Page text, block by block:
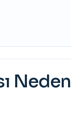
Neden